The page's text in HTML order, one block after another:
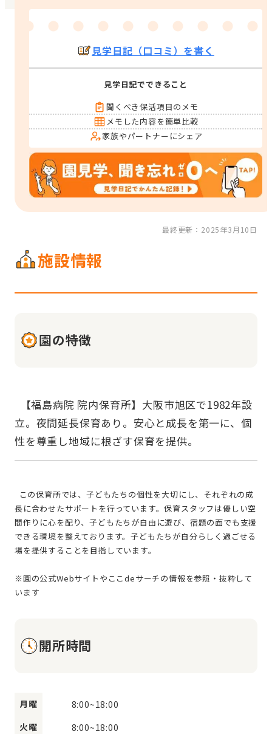
見学日記（口コミ）を書く
見学日記でできること
聞くべき保活項目のメモ
メモした内容を簡単比較
家族やパートナーにシェア
最終更新：2025年3月10日
施設情報
園の特徴
立。夜間延長保育あり。安心と成長を第一に、個
長に合わせたサポートを行っています。保育スタッフは優しい空
間作りに心を配り、子どもたちが自由に遊び、宿題の面でも支援
できる環境を整えております。子どもたちが自分らしく過ごせる
場を提供することを目指しています。
※園の公式Webサイトやここdeサーチの情報を参照・抜粋して
開所時間
月曜 8:00~18:00
火曜
8:00~18:00